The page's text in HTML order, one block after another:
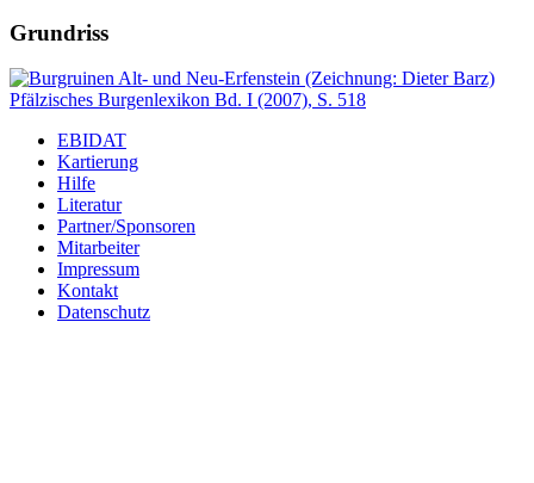
Grundriss
EBIDAT
Kartierung
Hilfe
Literatur
Partner/Sponsoren
Mitarbeiter
Impressum
Kontakt
Datenschutz